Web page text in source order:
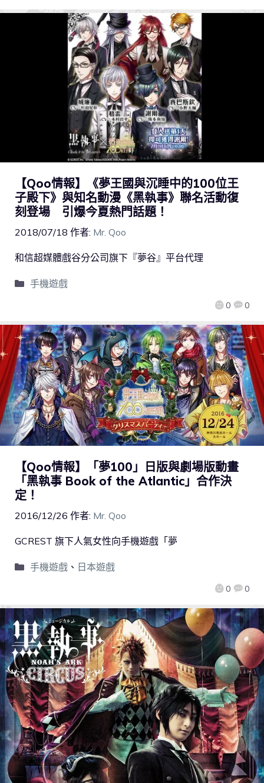
【Qoo情報】《夢王國與沉睡中的100位王
子殿下》與知名動漫《黑執事》聯名活動復
刻登場 引爆今夏熱門話題！
2018/07/18 作者: Mr. Qoo
0 0
和信超媒體戲谷分公司旗下『夢谷』平台代理
手機遊戲
【Qoo情報】「夢100」日版與劇場版動畫
「黑執事 Book of the Atlantic」合作決
定！
2016/12/26 作者: Mr. Qoo
0 0
GCREST 旗下人氣女性向手機遊戲「夢
手機遊戲、 日本遊戲